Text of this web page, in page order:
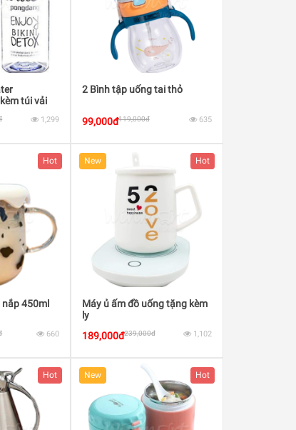
túi vải
1,299
2 Bình tập uống tai thỏ
99,000đ119,000đ 635
Hot
450ml
660
New Hot
Máy ủ ấm đồ uống tặng kèm
ly
189,000đ239,000đ 1,102
Hot New Hot